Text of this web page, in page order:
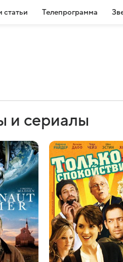
статьи Телепрограмма
и сериалы